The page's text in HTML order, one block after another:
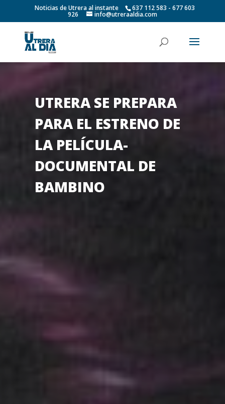
Noticias de Utrera al instante 637 112 583 - 677 603
926 info@utreraaldia.com
UTRERA SE PREPARA
PARA EL ESTRENO DE
LA PELÍCULA-
DOCUMENTAL DE
BAMBINO